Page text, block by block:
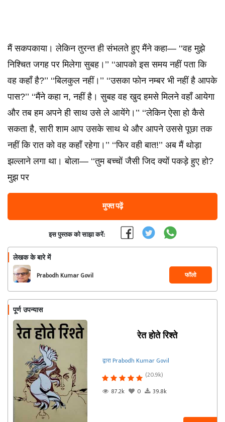
मैं सकपकाया। लेकिन तुरन्त ही संभलते हुए मैंने कहा— ‘‘वह मुझे
निश्चित जगह पर मिलेगा सुबह।’’ ‘‘आपको इस समय नहीं पता कि
वह कहाँ है?’’ ‘‘बिलकुल नहीं।’’ ‘‘उसका फोन नम्बर भी नहीं है आपके
पास?’’ ‘‘मैंने कहा न, नहीं है। सुबह वह खुद हमसे मिलने वहाँ आयेगा
और तब हम अपने ही साथ उसे ले आयेंगे।’’ ‘‘लेकिन ऐसा हो कैसे
सकता है, सारी शाम आप उसके साथ थे और आपने उससे पूछा तक
नहीं कि रात को वह कहाँ रहेगा।’’ ‘‘फिर वही बात!’’ अब मैं थोड़ा
झल्लाने लगा था। बोला— ‘‘तुम बच्चों जैसी जिद क्यों पकड़े हुए हो?
मुझ पर
मुफ्त पढ़ें
इस पुस्तक को साझा करें:
लेखक के बारे में
Prabodh Kumar Govil फॉलो
पूर्ण उपन्यास
रेत होते रिश्ते
द्वारा Prabodh Kumar Govil
(20.9k)
87.2k
0 39.8k